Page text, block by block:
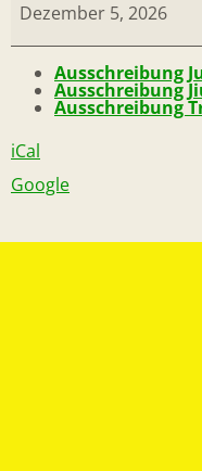
Dezember 5, 2026
Ausschreibung
Ausschreibung
Ausschreibung
iCal
Google